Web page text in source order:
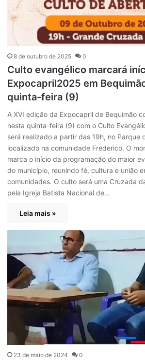
8 de outubro de 2025 0
Culto evangélico marcará
Expocapril2025 em
quinta-feira (9)
A XVI edição da Expocapril de Bequimão
nesta quinta-feira (9) com o Culto
será realizado a partir das 19h, no Parque
localizado na comunidade Frederico. O
marca o início da programação do maior
do município, reunindo fé, cultura e união
comunidades. O culto será uma Cruzada
pela Igreja Batista Nacional de…
Leia mais »
23 de maio de 2024 0